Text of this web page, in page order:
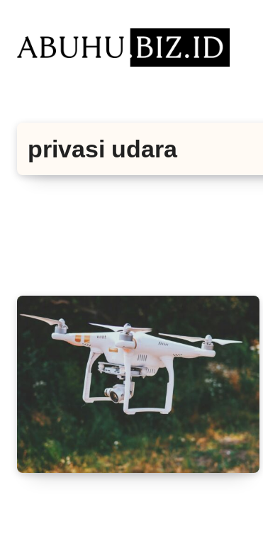
konten
privasi udara